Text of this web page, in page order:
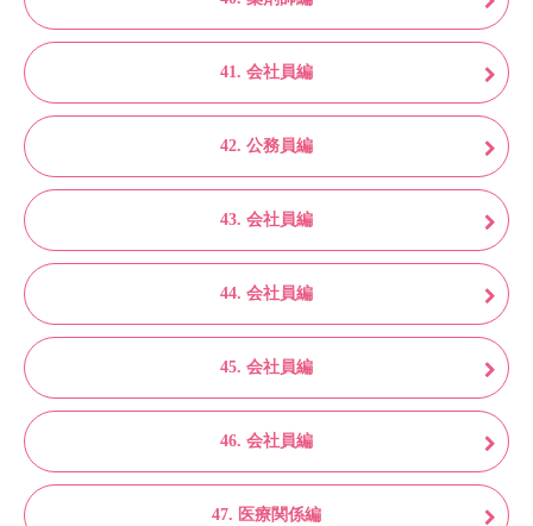
41. 会社員編
42. 公務員編
43. 会社員編
44. 会社員編
45. 会社員編
46. 会社員編
47. 医療関係編